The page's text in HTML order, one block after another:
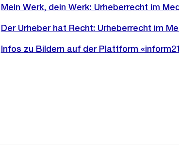
Externer
Link:
Mein Werk, dein Werk: Urheberrecht im
Externer
Link:
Der Urheber hat Recht: Urheberrecht im
Externer
Link:
Infos zu Bildern auf der Plattform